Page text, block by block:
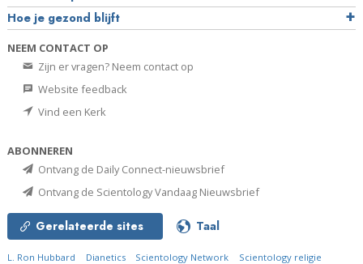
Hoe je gezond blijft
NEEM CONTACT OP
Zijn er vragen? Neem contact op
Website feedback
Vind een Kerk
ABONNEREN
Ontvang de Daily Connect-nieuwsbrief
Ontvang de Scientology Vandaag Nieuwsbrief
Gerelateerde sites Taal
L. Ron Hubbard Dianetics Scientology Network
Scientology religie